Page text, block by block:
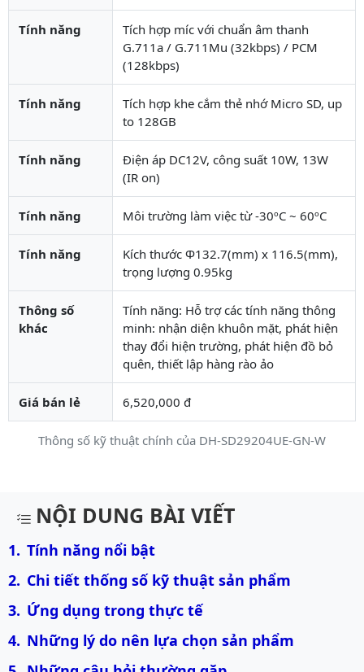
Thông số kỹ thuật chính của DH-SD29204UE-GN-W
Tính năng
Tích hợp míc với chuẩn âm thanh
G.711a / G.711Mu (32kbps) / PCM
(128kbps)
Tính năng
Tích hợp khe cắm thẻ nhớ Micro SD, up
to 128GB
Tính năng
Điện áp DC12V, công suất 10W, 13W
(IR on)
Tính năng Môi trường làm việc từ -30ºC ~ 60ºC
Tính năng
Kích thước Φ132.7(mm) x 116.5(mm),
trọng lượng 0.95kg
Thông số
khác
Tính năng: Hỗ trợ các tính năng thông
minh: nhận diện khuôn mặt, phát hiện
thay đổi hiện trường, phát hiện đồ bỏ
quên, thiết lập hàng rào ảo
Giá bán lẻ 6,520,000 đ
Mô tả chi tiết sản phẩm
NỘI DUNG BÀI VIẾT
Tính năng nổi bật
Chi tiết thống số kỹ thuật sản phẩm
Ứng dụng trong thực tế
Những lý do nên lựa chọn sản phẩm